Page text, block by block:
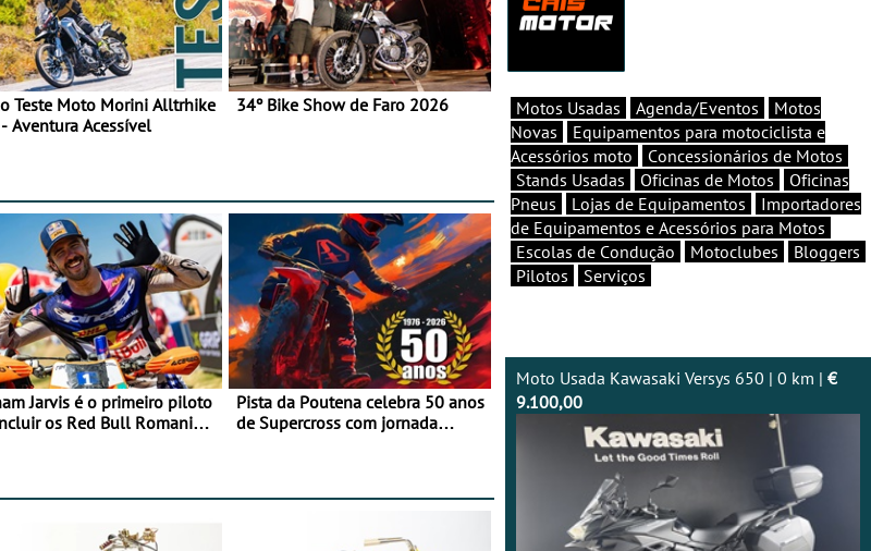
Teste Moto Morini Alltrhike
Aventura Acessível
34º Bike Show de Faro 2026
Jarvis é o primeiro piloto
os Red Bull Romaniacs
Pista da Poutena celebra 50 anos
de Supercross com jornada
Motos Usadas Agenda/Eventos
Motos
Novas
Equipamentos para motociclista e
Acessórios moto
Concessionários de Motos
Stands Usadas
Oficinas de Motos
Oficinas
Pneus
Lojas de Equipamentos
Importadores
de Equipamentos e Acessórios para Motos
Escolas de Condução
Motoclubes
Bloggers
Pilotos
Serviços
Moto Usada Kawasaki Versys 650 | 0 km | €
9.100,00